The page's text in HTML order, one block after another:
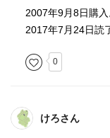
2007年9月8日購入
2017年7月24日読
0
けろさん